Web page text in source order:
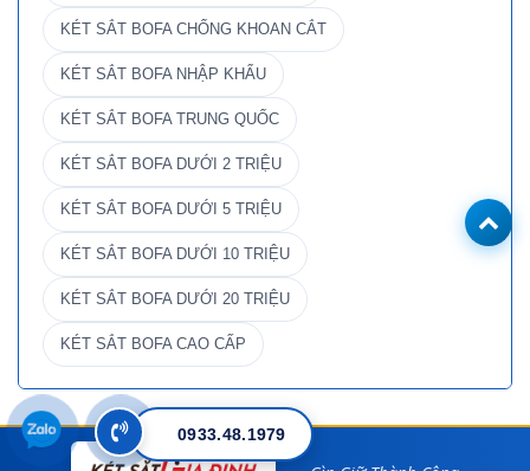
KÉT SẮT BOFA CHỐNG KHOAN CẮT
KÉT SẮT BOFA NHẬP KHẨU
KÉT SẮT BOFA TRUNG QUỐC
KÉT SẮT BOFA DƯỚI 2 TRIỆU
KÉT SẮT BOFA DƯỚI 5 TRIỆU
KÉT SẮT BOFA DƯỚI 10 TRIỆU
KÉT SẮT BOFA DƯỚI 20 TRIỆU
KÉT SẮT BOFA CAO CẤP
0933.48.1979